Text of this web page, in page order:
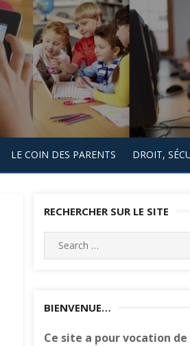
LE COIN DES PARENTS DROIT,
RECHERCHER SUR LE SITE
Search
for:
BIENVENUE…
Ce site a pour vocation